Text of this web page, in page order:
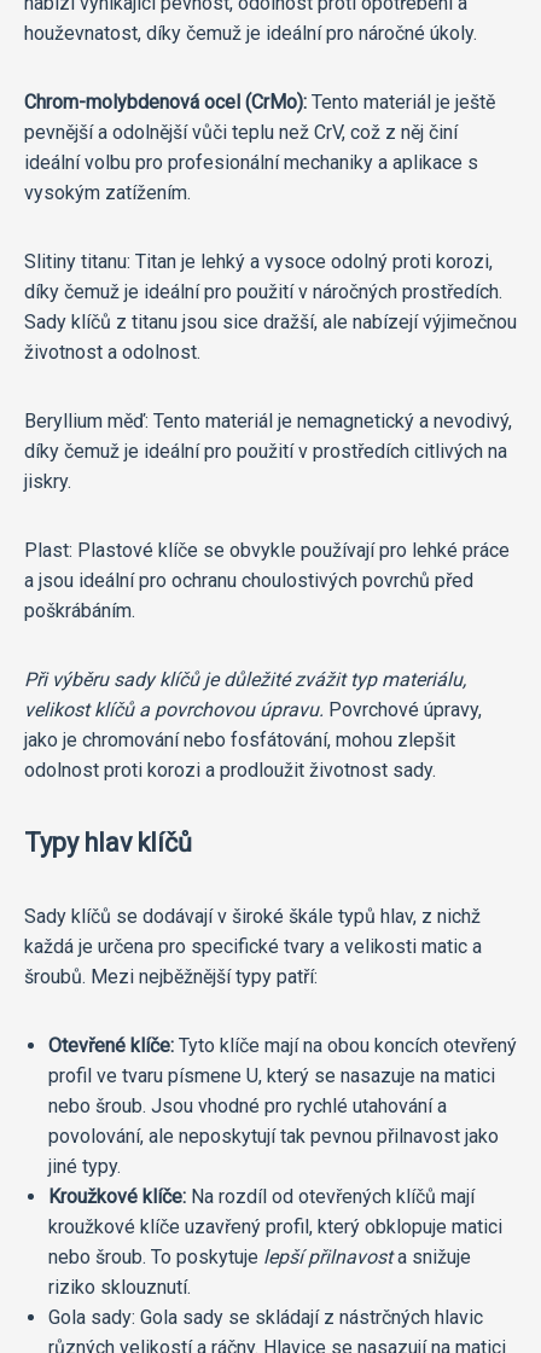
houževnatost, díky čemuž je ideální pro náročné úkoly.
Chrom-molybdenová ocel (CrMo): Tento materiál je ještě
pevnější a odolnější vůči teplu než CrV, což z něj činí
ideální volbu pro profesionální mechaniky a aplikace s
vysokým zatížením.
Slitiny titanu: Titan je lehký a vysoce odolný proti korozi,
díky čemuž je ideální pro použití v náročných prostředích.
Sady klíčů z titanu jsou sice dražší, ale nabízejí výjimečnou
životnost a odolnost.
Beryllium měď: Tento materiál je nemagnetický a nevodivý,
díky čemuž je ideální pro použití v prostředích citlivých na
jiskry.
Plast: Plastové klíče se obvykle používají pro lehké práce
a jsou ideální pro ochranu choulostivých povrchů před
poškrábáním.
Při výběru sady klíčů je důležité zvážit typ materiálu,
velikost klíčů a povrchovou úpravu. Povrchové úpravy,
jako je chromování nebo fosfátování, mohou zlepšit
odolnost proti korozi a prodloužit životnost sady.
Typy hlav klíčů
Sady klíčů se dodávají v široké škále typů hlav, z nichž
každá je určena pro specifické tvary a velikosti matic a
šroubů. Mezi nejběžnější typy patří:
Otevřené klíče: Tyto klíče mají na obou koncích otevřený
profil ve tvaru písmene U, který se nasazuje na matici
nebo šroub. Jsou vhodné pro rychlé utahování a
povolování, ale neposkytují tak pevnou přilnavost jako
jiné typy.
Kroužkové klíče: Na rozdíl od otevřených klíčů mají
kroužkové klíče uzavřený profil, který obklopuje matici
nebo šroub. To poskytuje lepší přilnavosta snižuje
riziko sklouznutí.
Gola sady: Gola sady se skládají z nástrčných hlavic
různých velikostí a ráčny. Hlavice se nasazují na matici